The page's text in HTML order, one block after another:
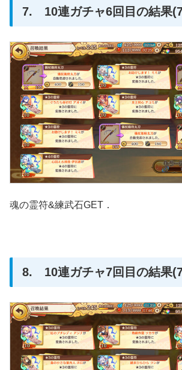
7. 10連ガチャ6回目の結果
魂の霊符&練武石GET．
8. 10連ガチャ7回目の結果